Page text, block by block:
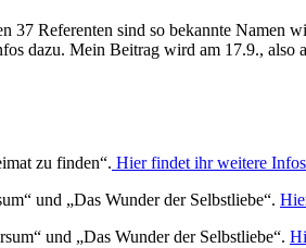
37 Referenten sind so bekannte
dazu. Mein Beitrag wird am 17.9., also
zu finden“. Hier findet ihr weitere
und „Das Wunder der Selbstliebe“.
und „Das Wunder der Selbstliebe“.